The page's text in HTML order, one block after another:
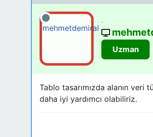
.
Uzman
Tablo tasarımızda alanın veri
daha iyi yardımcı olabiliriz.